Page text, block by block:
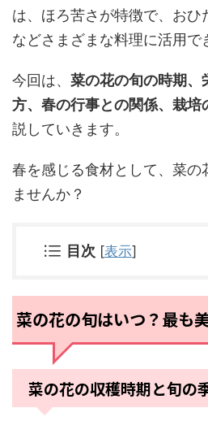
は、ほろ苦さが特徴で、おひ
などさまざまな料理に活用で
今回は、 菜の花の旬の時期、
方、春の行事との関係、栽培
説していきます。
春を感じる食材として、菜の
ませんか？
目次 [表示]
菜の花の旬はいつ？最も
菜の花の収穫時期と旬の